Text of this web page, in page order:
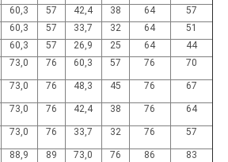
60,3 57 42,4 38 64
57
60,3 57 33,7 32 64
51
60,3 57 26,9 25 64
44
73,0 76 60,3 57 76 70
73,0 76 48,3 45 76 67
73,0 76 42,4 38 76 64
73,0 76 33,7 32 76 57
88,9 89 73,0 76 86
83